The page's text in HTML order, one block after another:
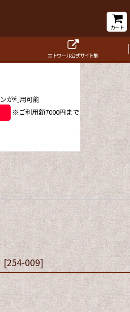
カート
エトワール公式サイト集
が利用可能
※ご利用額7000円まで
[254-009]